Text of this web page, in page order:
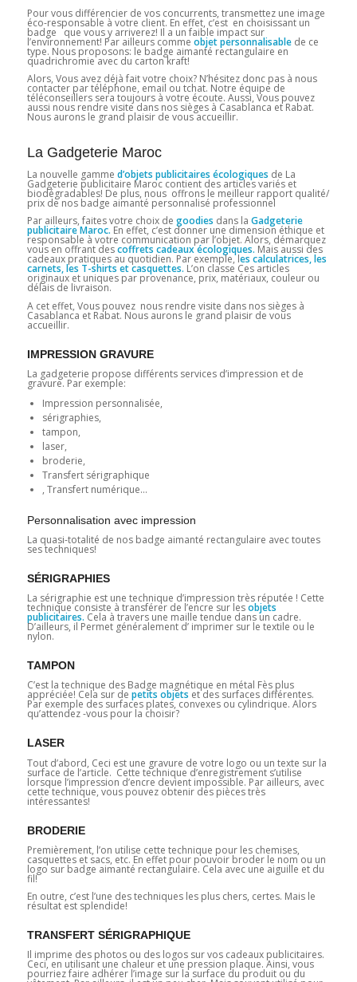
Pour vous différencier de vos concurrents, transmettez une image
éco-responsable à votre client. En effet, c’est en choisissant un
badge que vous y arriverez! Il a un faible impact sur
l’environnement! Par ailleurs comme objet personnalisablede ce
type. Nous proposons: le badge aimanté rectangulaire en
quadrichromie avec du carton kraft!
Alors, Vous avez déjà fait votre choix? N’hésitez donc pas à nous
contacter par téléphone, email ou tchat. Notre équipe de
téléconseillers sera toujours à votre écoute. Aussi, Vous pouvez
aussi nous rendre visite dans nos sièges à Casablanca et Rabat.
Nous aurons le grand plaisir de vous accueillir.
La Gadgeterie Maroc
La nouvelle gamme d’objets publicitaires écologiques de La
Gadgeterie publicitaire Maroc contient des articles variés et
biodégradables! De plus, nous offrons le meilleur rapport qualité/
prix de nos badge aimanté personnalisé professionnel
Par ailleurs, faites votre choix de goodies dans la Gadgeterie
publicitaire Maroc. En effet, c’est donner une dimension éthique et
responsable à votre communication par l’objet. Alors, démarquez
vous en offrant descoffrets cadeaux écologiques. Mais aussi des
cadeaux pratiques au quotidien. Par exemple, les calculatrices, les
carnets, les T-shirts et casquettes. L’on classe Ces articles
originaux et uniques par provenance, prix, matériaux, couleur ou
délais de livraison.
A cet effet, Vous pouvez nous rendre visite dans nos sièges à
Casablanca et Rabat. Nous aurons le grand plaisir de vous
accueillir.
IMPRESSION GRAVURE
La gadgeterie propose différents services d’impression et de
gravure. Par exemple:
Impression personnalisée,
sérigraphies,
tampon,
laser,
broderie,
Transfert sérigraphique
, Transfert numérique…
Personnalisation avec impression
La quasi-totalité de nos badge aimanté rectangulaire avec toutes
ses techniques!
SÉRIGRAPHIES
La sérigraphie est une technique d’impression très réputée ! Cette
technique consiste à transférer de l’encre sur lesobjets
publicitaires. Cela à travers une maille tendue dans un cadre.
D’ailleurs, il Permet généralement d’ imprimer sur le textile ou le
nylon.
TAMPON
C’est la technique des Badge magnétique en métal Fès plus
appréciée! Cela sur de petits objets et des surfaces différentes.
Par exemple des surfaces plates, convexes ou cylindrique. Alors
qu’attendez -vous pour la choisir?
LASER
Tout d’abord, Ceci est une gravure de votre logo ou un texte sur la
surface de l’article. Cette technique d’enregistrement s’utilise
lorsque l’impression d’encre devient impossible. Par ailleurs, avec
cette technique, vous pouvez obtenir des pièces très
intéressantes!
BRODERIE
Premièrement, l’on utilise cette technique pour les chemises,
casquettes et sacs, etc. En effet pour pouvoir broder le nom ou un
logo sur badge aimanté rectangulaire. Cela avec une aiguille et du
fil!
En outre, c’est l’une des techniques les plus chers, certes. Mais le
résultat est splendide!
TRANSFERT SÉRIGRAPHIQUE
Il imprime des photos ou des logos sur vos cadeaux publicitaires.
Ceci, en utilisant une chaleur et une pression plaque. Ainsi, vous
pourriez faire adhérer l’image sur la surface du produit ou du